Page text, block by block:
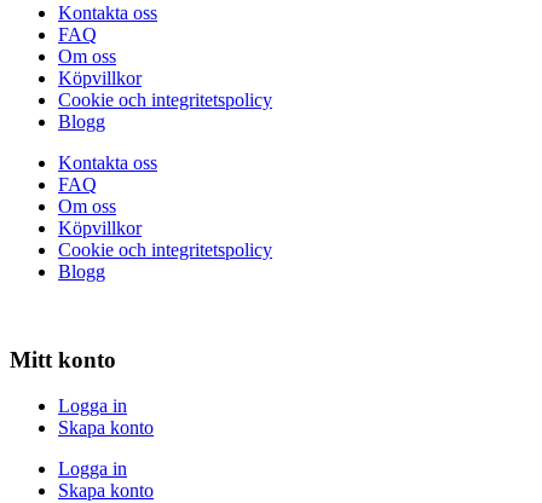
Kontakta oss
FAQ
Om oss
Köpvillkor
Cookie och integritetspolicy
Blogg
Kontakta oss
FAQ
Om oss
Köpvillkor
Cookie och integritetspolicy
Blogg
Mitt konto
Logga in
Skapa konto
Logga in
Skapa konto